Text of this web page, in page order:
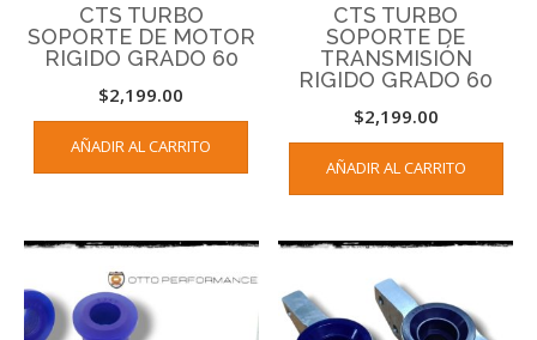
CTS TURBO
SOPORTE DE MOTOR
RIGIDO GRADO 60
$2,199.00
AÑADIR AL CARRITO
CTS TURBO
SOPORTE DE
TRANSMISIÓN
RIGIDO GRADO 60
$2,199.00
AÑADIR AL CARRITO